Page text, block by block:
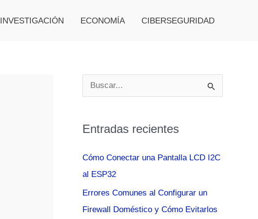
INVESTIGACIÓN ECONOMÍA CIBERSEGURIDAD
u
c
o
r
Entradas recientes
Cómo Conectar una Pantalla LCD I2C
al ESP32
Errores Comunes al Configurar un
Firewall Doméstico y Cómo Evitarlos